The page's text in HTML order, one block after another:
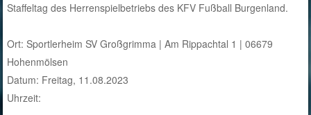
Staffeltag des Herrenspielbetriebs des KFV Fußball Burgenland.
Ort: Sportlerheim SV Großgrimma | Am Rippachtal 1 | 06679
Hohenmölsen
Datum: Freitag, 11.08.2023
Uhrzeit: